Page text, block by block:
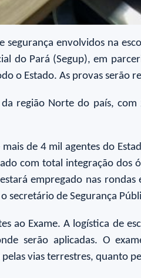
envolvidos na
do Pará (Segup), em
o Estado. As provas serão
região Norte do país,
de 4 mil agentes do
com total integração dos
empregado nas
de Segurança
ao Exame. A logística de
serão aplicadas. O
vias terrestres, quanto